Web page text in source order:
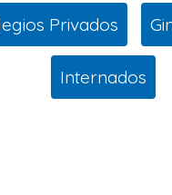
Privados
Internados